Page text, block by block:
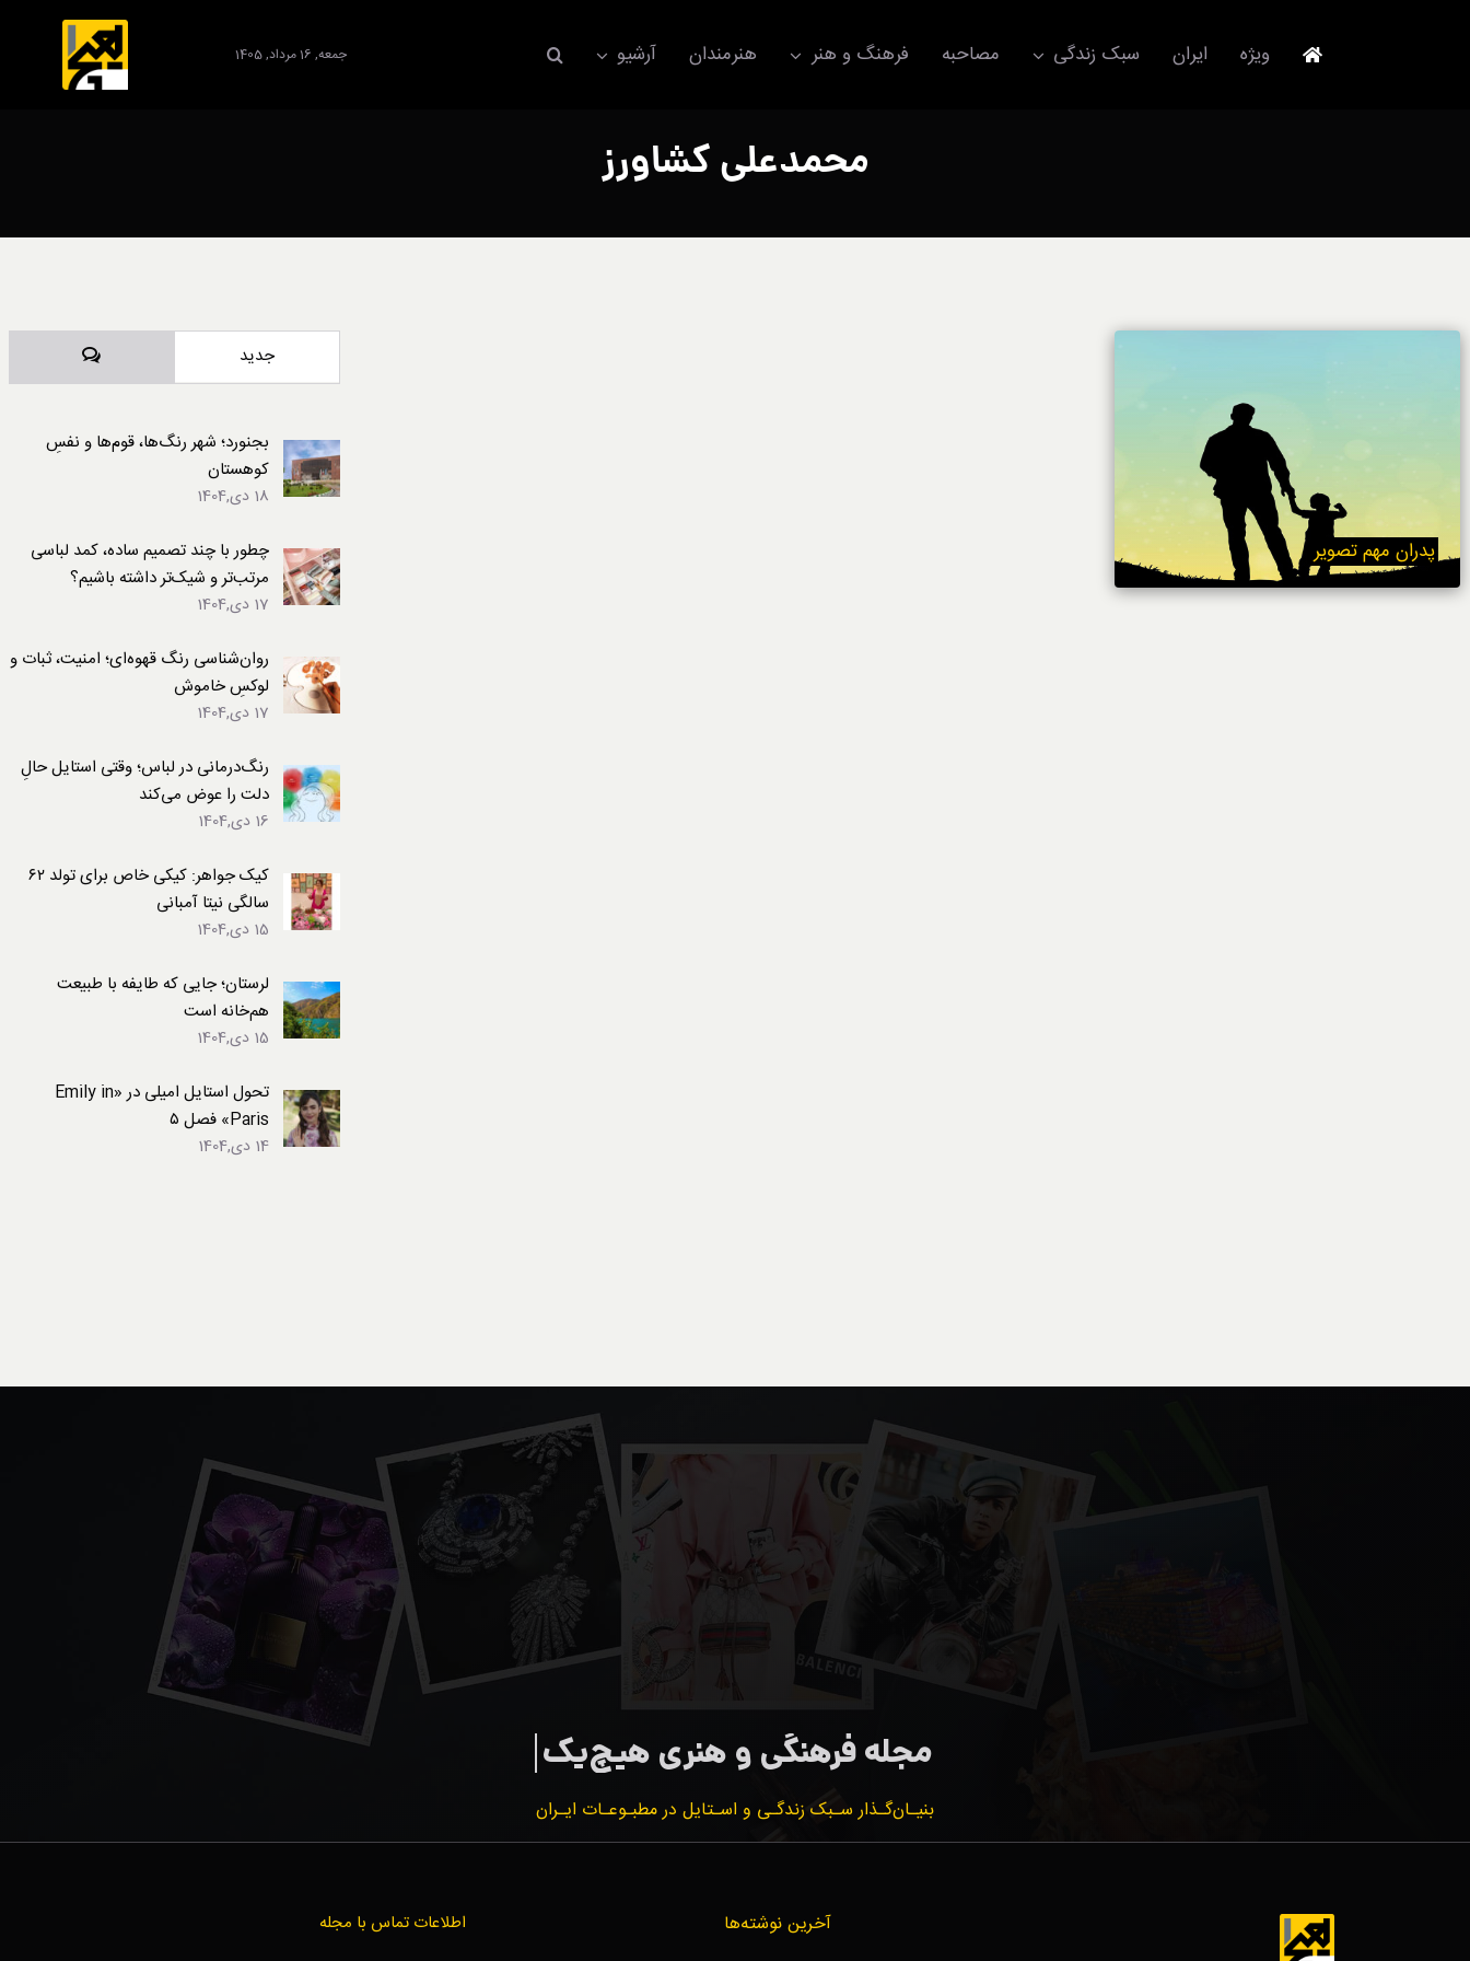
ویژه ایران سبک زندگی
استایل
آداب معاشرت
مصاحبه فرهنگ و هنر هنرمندان آرشیو جمعه, 16 مرداد, 1405
محمدعلی کشاورز
پدران مهم تصویر
جدید دیدگاه‌ها
بجنورد؛ شهر رنگ‌ها، قوم‌ها و نفسِ
کوهستان
18 دی,1404
چطور با چند تصمیم ساده، کمد لباسی
مرتب‌تر و شیک‌تر داشته باشیم؟
17 دی,1404
روان‌شناسی رنگ قهوه‌ای؛ امنیت، ثبات و
لوکسِ خاموش
17 دی,1404
رنگ‌درمانی در لباس؛ وقتی استایل حالِ
دلت را عوض می‌کند
16 دی,1404
کیک جواهر: کیکی خاص برای تولد ۶۲
سالگی نیتا آمبانی
15 دی,1404
لرستان؛ جایی که طایفه با طبیعت
هم‌خانه است
15 دی,1404
تحول استایل امیلی در «Emily in
Paris» فصل ۵
14 دی,1404
بنیـان‌گـذار سـبک زندگـی و اسـتایل در مطبـوعـات ایـران
آخرین نوشته‌ها اطلاعات تماس با مجله